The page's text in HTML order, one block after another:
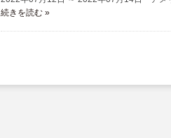
続きを読む »